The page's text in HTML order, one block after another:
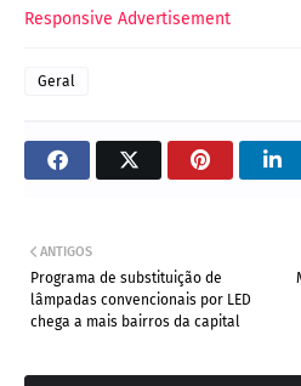
Responsive Advertisement
Geral
ANTIGOS
Programa de substituição de
lâmpadas convencionais por LED
chega a mais bairros da capital